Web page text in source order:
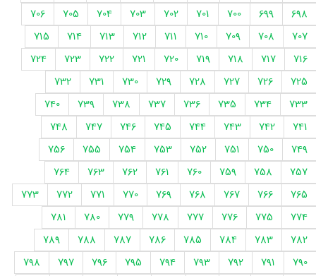
698
699
700
701
702
703
704
705
706
707
708
709
710
711
712
713
714
715
716
717
718
719
720
721
722
723
724
725
726
727
728
729
730
731
732
733
734
735
736
737
738
739
740
741
742
743
744
745
746
747
748
749
750
751
752
753
754
755
756
757
758
759
760
761
762
763
764
765
766
767
768
769
770
771
772
773
774
775
776
777
778
779
780
781
782
783
784
785
786
787
788
789
790
791
792
793
794
795
796
797
798